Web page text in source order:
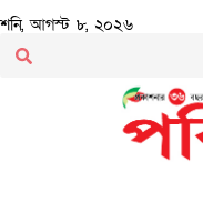
শনি, আগস্ট ৮, ২০২৬